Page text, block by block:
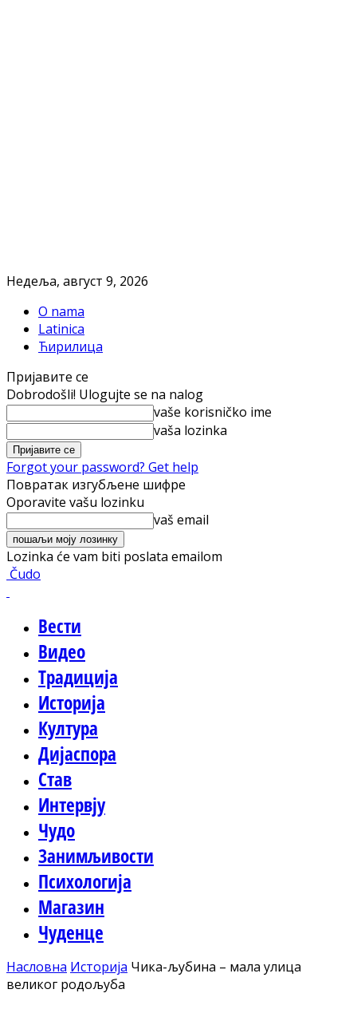
Недеља, август 9, 2026
O nama
Latinica
Ћирилица
Пријавите се
Dobrodošli! Ulogujte se na nalog
vaše korisničko ime
vaša lozinka
Forgot your password? Get help
Повратак изгубљене шифре
Oporavite vašu lozinku
vaš email
Lozinka će vam biti poslata emailom
Čudo
Вести
Видео
Традиција
Историја
Култура
Дијаспора
Став
Интервју
Чудо
Занимљивости
Психологија
Магазин
Чуденце
Насловна Историја Чика-љубина – мала улица
великог родољуба